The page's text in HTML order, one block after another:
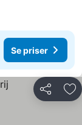
Se priser
Dela